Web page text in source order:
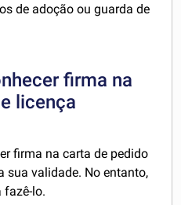
de adoção ou guarda de
firma na
licença
firma na carta de pedido
sua validade. No entanto,
fazê-lo.